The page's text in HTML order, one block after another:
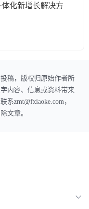
化新增长解决方
稿，版权归原始作者所
内容、信息或资料带来
系zmt@fxiaoke.com，
文章。